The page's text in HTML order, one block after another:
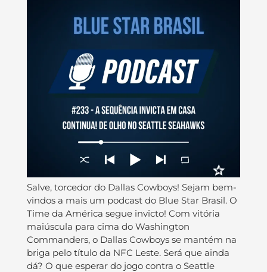
Salve, torcedor do Dallas Cowboys! Sejam bem-
vindos a mais um podcast do Blue Star Brasil. O
Time da América segue invicto! Com vitória
maiúscula para cima do Washington
Commanders, o Dallas Cowboys se mantém na
briga pelo título da NFC Leste. Será que ainda
dá? O que esperar do jogo contra o Seattle